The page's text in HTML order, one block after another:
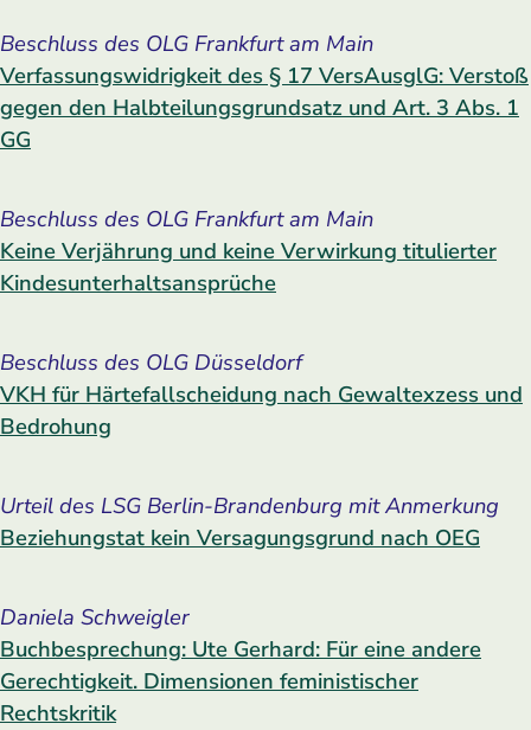
Beschluss des OLG Frankfurt am Main
Verfassungswidrigkeit des § 17 ­VersAusglG: Verstoß
gegen den ­Halbteilungsgrundsatz und Art. 3 Abs. 1
GG
Beschluss des OLG Frankfurt am Main
Keine Verjährung und keine Verwirkung titulierter
Kindesunterhaltsansprüche
Beschluss des OLG Düsseldorf
VKH für Härtefallscheidung nach Gewaltexzess und
Bedrohung
Urteil des LSG Berlin-Brandenburg mit Anmerkung
Beziehungstat kein Versagungsgrund nach OEG
Daniela Schweigler
Buchbesprechung: Ute Gerhard: Für eine andere
Gerechtigkeit. Dimensionen feministischer
Rechtskritik